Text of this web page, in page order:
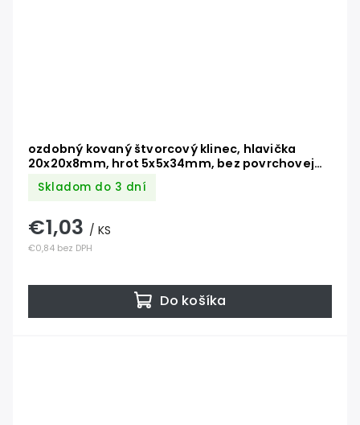
ozdobný kovaný štvorcový klinec, hlavička
20x20x8mm, hrot 5x5x34mm, bez povrchovej
Skladom do 3 dní
€0,84 bez DPH
€1,03 / KS
Do košíka